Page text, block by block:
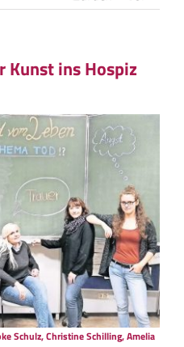
Kunst ins Hospiz
Schulz, Christine Schilling, Amelia